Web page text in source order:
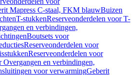
Mapress C-staal, FKM blauwBuizen
T-stukkenReserveonderdelen voor T-
en verbindingen,
Boutsets voor
Reserveonderdelen voor
Reserveonderdelen voor
Overgangen en verbindingen,
voor verwarmingGeberit